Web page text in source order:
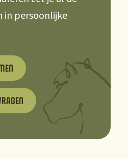
in persoonlijke